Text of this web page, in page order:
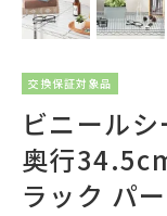
交換保証対象品
ビニール
奥行
ラック パ